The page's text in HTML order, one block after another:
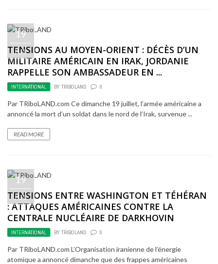
19
JUL
TENSIONS AU MOYEN-ORIENT : DÉCÈS D’UN
MILITAIRE AMÉRICAIN EN IRAK, JORDANIE
RAPPELLE SON AMBASSADEUR EN ...
INTERNATIONAL BY TRIBOLAND 0
Par TRiboLAND.com Ce dimanche 19 juillet, l’armée américaine a
annoncé la mort d’un soldat dans le nord de l’Irak, survenue ...
READ MORE
19
JUL
TENSIONS ENTRE WASHINGTON ET TÉHÉRAN
: ATTAQUES AMÉRICAINES CONTRE LA
CENTRALE NUCLÉAIRE DE DARKHOVIN
INTERNATIONAL BY TRIBOLAND 0
Par TRiboLAND.com L’Organisation iranienne de l’énergie
atomique a annoncé dimanche que des frappes américaines